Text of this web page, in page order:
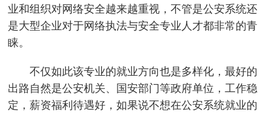
业和组织对网络安全越来越重视，不管是公安系统还
是大型企业对于网络执法与安全专业人才都非常的青
睐。
不仅如此该专业的就业方向也是多样化，最好的
出路自然是公安机关、国安部门等政府单位，工作稳
定，薪资福利待遇好，如果说不想在公安系统就业的